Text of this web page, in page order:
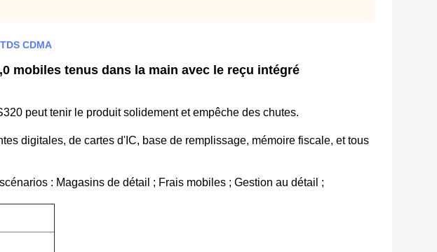
CDMA
mobiles tenus dans la main avec le reçu intégré
peut tenir le produit solidement et empêche des chutes.
digitales, de cartes d'IC, base de remplissage, mémoire fiscale, et tous
: Magasins de détail ; Frais mobiles ; Gestion au détail ;